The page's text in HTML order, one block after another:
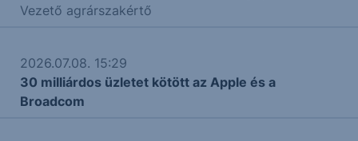
Vezető agrárszakértő
2026.07.08. 15:29
30 milliárdos üzletet kötött az Apple és a
Broadcom